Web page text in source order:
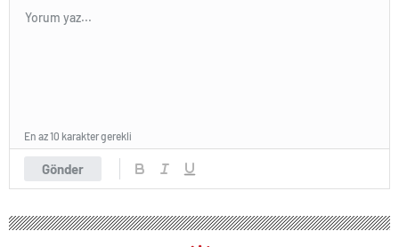
Gönder
En az 10 karakter gerekli